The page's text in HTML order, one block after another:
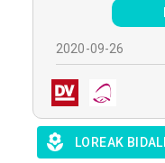
2020-09-26
LOREAK BIDALI